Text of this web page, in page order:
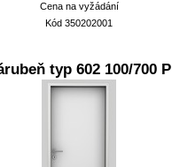
Cena na vyžádání
Kód 350202001
typ 602 100/700 P